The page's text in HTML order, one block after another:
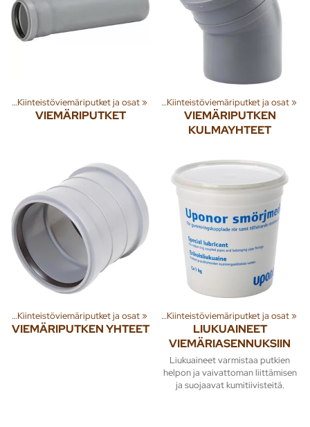
‪»Kiinteistöviemäriputket ja osat‪»
VIEMÄRIPUTKET
‪»Jäte- ja sadevesi‪»Viemäriputket ‪»Kiinteistöviemäriputket ja osat‪»
VIEMÄRIPUTKEN
KULMAYHTEET
‪»Kiinteistöviemäriputket ja osat‪»
VIEMÄRIPUTKEN YHTEET
‪»Jäte- ja sadevesi‪»Viemäriputket ‪»Kiinteistöviemäriputket ja osat‪»
LIUKUAINEET
VIEMÄRIASENNUKSIIN
Liukuaineet varmistaa putkien
helpon ja vaivattoman liittämisen
ja suojaavat kumitiivisteitä.